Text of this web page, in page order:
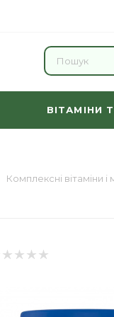
ВІТАМІНИ
Комплексні вітаміни і